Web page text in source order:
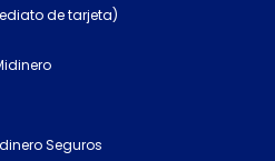
de tarjeta)
Seguros